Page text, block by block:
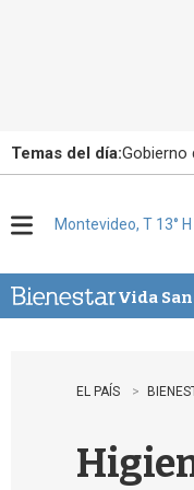
Temas del día:Gobierno
u
Montevideo, T 13° H
Vida
EL PAÍS